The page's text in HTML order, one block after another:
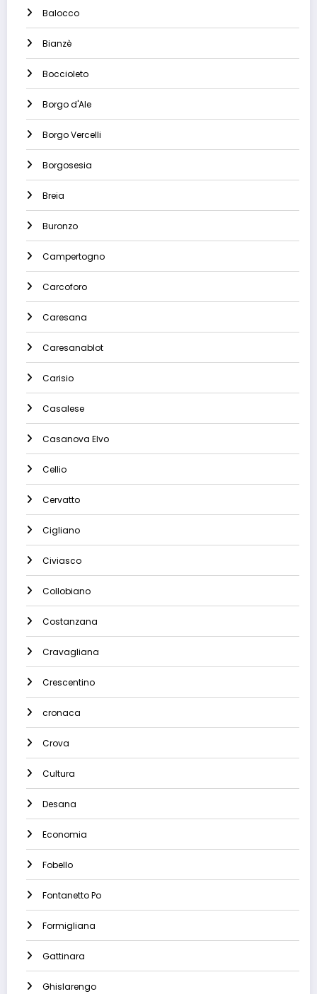
Balocco
Bianzè
Boccioleto
Borgo d'Ale
Borgo Vercelli
Borgosesia
Breia
Buronzo
Campertogno
Carcoforo
Caresana
Caresanablot
Carisio
Casalese
Casanova Elvo
Cellio
Cervatto
Cigliano
Civiasco
Collobiano
Costanzana
Cravagliana
Crescentino
cronaca
Crova
Cultura
Desana
Economia
Fobello
Fontanetto Po
Formigliana
Gattinara
Ghislarengo